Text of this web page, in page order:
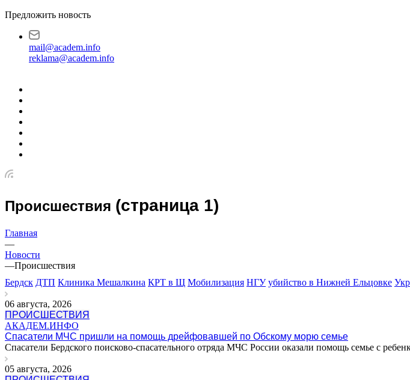
Предложить новость
mail@academ.info
reklama@academ.info
Происшествия (страница 1)
Главная
—
Новости
—Происшествия
Бердск ДТП Клиника Мешалкина КРТ в Щ Мобилизация НГУ убийство в Нижней Ельцовке
06 августа, 2026
ПРОИСШЕСТВИЯ
АКАДЕМ.ИНФО
Спасатели МЧС пришли на помощь дрейфовавшей по Обскому морю семье
Спасатели Бердского поисково-спасательного отряда МЧС России оказали помощь семье с
05 августа, 2026